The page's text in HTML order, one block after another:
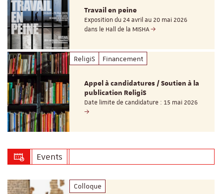
Travail en peine
Exposition du 24 avril au 20 mai 2026
dans le Hall de la MISHA
ReligiS Financement
Appel à candidatures / Soutien à la
publication ReligiS
Date limite de candidature : 15 mai 2026
Events
Colloque